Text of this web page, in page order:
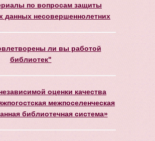
по вопросам защиты
данных несовершеннолетних
ли вы работой
библиотек"
оценки качества
межпоселенческая
библиотечная система»